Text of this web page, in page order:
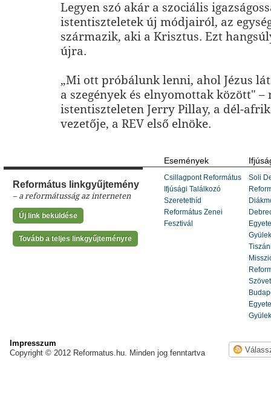
Legyen szó akár a szociális
istentiszteletek új módjairól, az
származik, aki a Krisztus. Ezt
újra.
„Mi ott próbálunk lenni, ahol Jézus
a szegények és elnyomottak között" –
istentiszteleten Jerry Pillay, a dél-
vezetője, a REV első elnöke.
Református linkgyűjtemény
– a reformátusság az interneten
Új link beküldése
Tovább a teljes linkgyűjteményre
Események
Csillagpont Református
Ifjúsági Találkozó
Szeretethíd
Református Zenei
Fesztivál
Soli
Impresszum
Copyright © 2012 Reformatus.hu. Minden jog fenntartva